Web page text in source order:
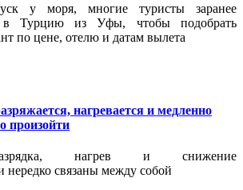
у моря, многие туристы заранее
в Турцию из Уфы, чтобы подобрать
по цене, отелю и датам вылета
нагревается и медленно
произойти
нагрев и снижение
нередко связаны между собой